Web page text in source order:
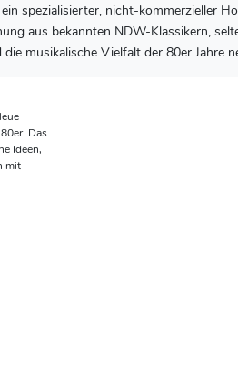
spezialisierter, nicht-kommerzieller
aus bekannten NDW-Klassikern,
musikalische Vielfalt der 80er Jahre
Das
Ideen,
mit